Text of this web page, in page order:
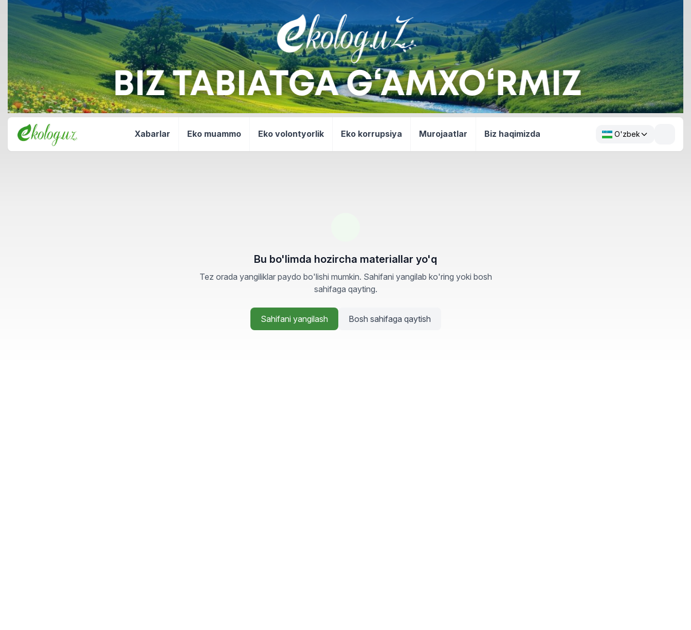
Xabarlar Eko muammo Eko volontyorlik Eko korrupsiya Murojaatlar Biz haqimizda O'zbek
Bu bo'limda hozircha materiallar yo'q
Tez orada yangiliklar paydo bo'lishi mumkin. Sahifani yangilab ko'ring yoki bosh
sahifaga qayting.
Sahifani yangilash Bosh sahifaga qaytish